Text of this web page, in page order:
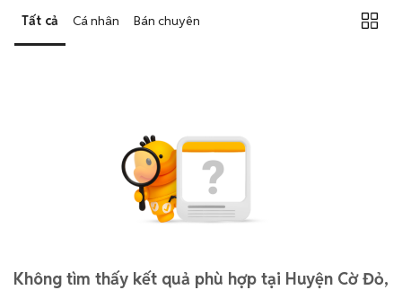
Tất cả Cá nhân Bán chuyên
Không tìm thấy kết quả phù hợp tại Huyện Cờ Đỏ,